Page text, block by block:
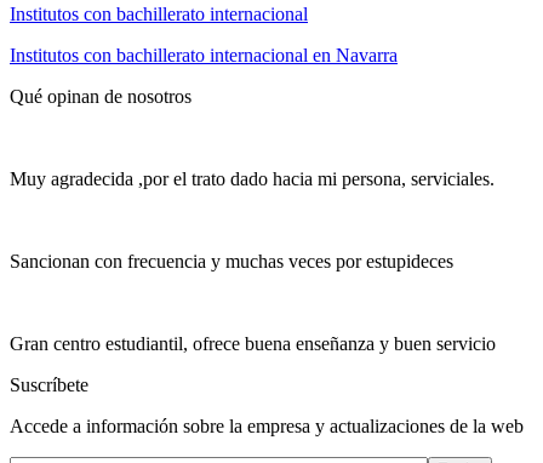
Institutos con bachillerato internacional
Institutos con bachillerato internacional en Navarra
Qué opinan de nosotros
Muy agradecida ,por el trato dado hacia mi persona, serviciales.
Sancionan con frecuencia y muchas veces por estupideces
Gran centro estudiantil, ofrece buena enseñanza y buen servicio
Suscríbete
Accede a información sobre la empresa y actualizaciones de la web